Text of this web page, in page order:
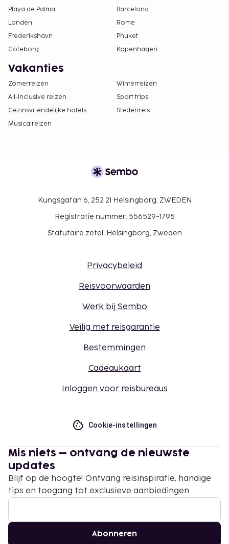
Playa de Palma
Barcelona
Londen
Rome
Frederikshavn
Phuket
Göteborg
Kopenhagen
Vakanties
Zomerreizen
Winterreizen
All-Inclusive reizen
Sport trips
Gezinsvriendelijke hotels
Stedenreis
Musicalreizen
Kungsgatan 6, 252 21 Helsingborg, ZWEDEN
Registratie nummer: 556529-1795
Statutaire zetel: Helsingborg, Zweden
Privacybeleid
Reisvoorwaarden
Werk bij Sembo
Veilig met reisgarantie
Bestemmingen
Cadeaukaart
Inloggen voor reisbureaus
Cookie-instellingen
Mis niets – ontvang de nieuwste
updates
Blijf op de hoogte! Ontvang reisinspiratie, handige
tips en toegang tot exclusieve aanbiedingen.
Abonneren